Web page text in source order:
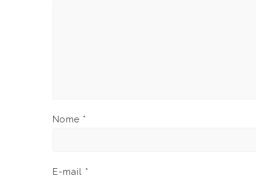
Nome *
E-mail *